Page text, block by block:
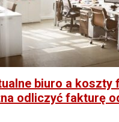
biuro a koszty
odliczyć fakturę